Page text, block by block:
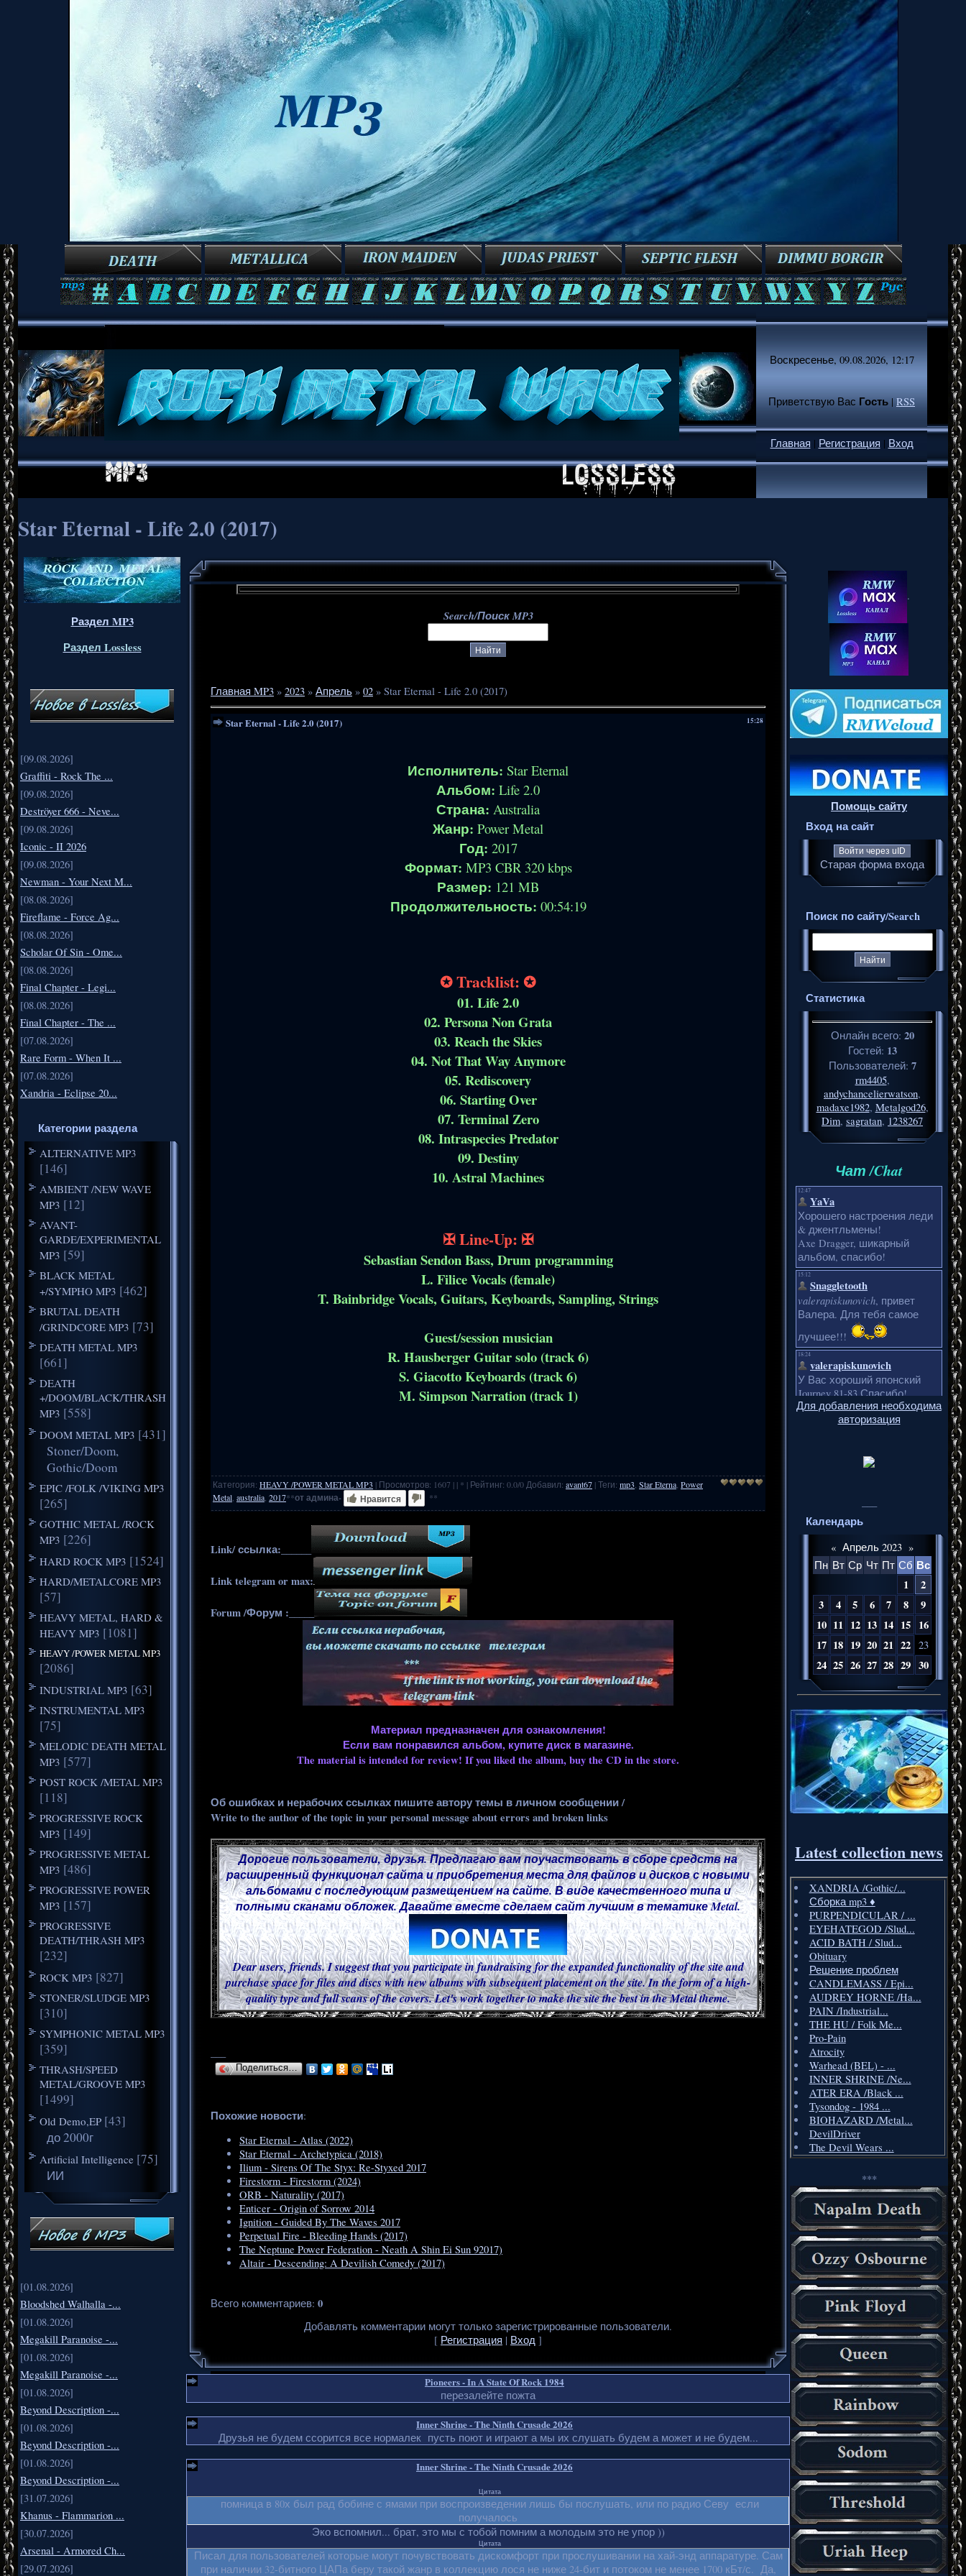
Воскресенье, 09.08.2026, 12:17
Приветствую Вас Гость|RSS
Главная | Регистрация | Вход
Star Eternal - Life 2.0 (2017)
Раздел MP3
Раздел Lossless
[09.08.2026]
Graffiti - Rock The ...
[09.08.2026]
Deströyer 666 - Neve...
[09.08.2026]
Iconic - II 2026
[09.08.2026]
Newman - Your Next M...
[08.08.2026]
Fireflame - Force Ag...
[08.08.2026]
Scholar Of Sin - Ome...
[08.08.2026]
Final Chapter - Legi...
[08.08.2026]
Final Chapter - The ...
[07.08.2026]
Rare Form - When It ...
[07.08.2026]
Xandria - Eclipse 20...
Категории раздела
ALTERNATIVE MP3
[146]
AMBIENT /NEW WAVE
MP3 [12]
AVANT-
GARDE/EXPERIMENTAL
MP3 [59]
BLACK METAL
+/SYMPHO MP3 [462]
BRUTAL DEATH
/GRINDCORE MP3 [73]
DEATH METAL MP3
[661]
DEATH
+/DOOM/BLACK/THRASH
MP3 [558]
DOOM METAL MP3 [431]
Stoner/Doom,
Gothic/Doom
EPIC /FOLK /VIKING MP3
[265]
GOTHIC METAL /ROCK
MP3 [226]
HARD ROCK MP3 [1524]
HARD/METALCORE MP3
[57]
HEAVY METAL, HARD &
HEAVY MP3 [1081]
HEAVY /POWER METAL MP3
[2086]
INDUSTRIAL MP3 [63]
INSTRUMENTAL MP3
[75]
MELODIC DEATH METAL
MP3 [577]
POST ROCK /METAL MP3
[118]
PROGRESSIVE ROCK
MP3 [149]
PROGRESSIVE METAL
MP3 [486]
PROGRESSIVE POWER
MP3 [157]
PROGRESSIVE
DEATH/THRASH MP3
[232]
ROCK MP3 [827]
STONER/SLUDGE MP3
[310]
SYMPHONIC METAL MP3
[359]
THRASH/SPEED
METAL/GROOVE MP3
[1499]
Old Demo,EP [43]
до 2000г
Artificial Intelligence [75]
ИИ
[01.08.2026]
Bloodshed Walhalla -...
[01.08.2026]
Megakill Paranoise -...
[01.08.2026]
Megakill Paranoise -...
[01.08.2026]
Beyond Description -...
[01.08.2026]
Beyond Description -...
[01.08.2026]
Beyond Description -...
[31.07.2026]
Khanus - Flammarion ...
[30.07.2026]
Arsenal - Armored Ch...
[29.07.2026]
Search/Поиск MP3
Главная MP3 » 2023 » Апрель » 02 » Star Eternal - Life 2.0 (2017)
15:28
Star Eternal - Life 2.0 (2017)
Исполнитель: Star Eternal
Альбом: Life 2.0
Страна: Australia
Жанр: Power Metal
Год: 2017
Формат: MP3 CBR 320 kbps
Размер: 121 MB
Продолжительность: 00:54:19
✪ Tracklist: ✪
01. Life 2.0
02. Persona Non Grata
03. Reach the Skies
04. Not That Way Anymore
05. Rediscovery
06. Starting Over
07. Terminal Zero
08. Intraspecies Predator
09. Destiny
10. Astral Machines
✠ Line-Up: ✠
Sebastian Sendon Bass, Drum programming
L. Filice Vocals (female)
T. Bainbridge Vocals, Guitars, Keyboards, Sampling, Strings
Guest/session musician
R. Hausberger Guitar solo (track 6)
S. Giacotto Keyboards (track 6)
M. Simpson Narration (track 1)
Категория: HEAVY /POWER METAL MP3 | Просмотров: 1607 | | * | Рейтинг: 0.0/0 Добавил: avant67 |Теги: mp3 Star Eterna Power
Metal australia 2017**от админа- Нравится **
Link/ ссылка:______
Link telegram or max:
Forum /Форум :_____
Материал предназначен для ознакомления!
Если вам понравился альбом, купите диск в магазине.
The material is intended for review! If you liked the album, buy the CD in the store.
Об ошибках и нерабочих ссылках пишите автору темы в личном сообщении /
Write to the author of the topic in your personal message about errors and broken links
Дорогие пользователи, друзья. Предлагаю вам поучаствовать в сборе средств на
расширенный функционал сайта и приобретения места для файлов и дисков с новыми
альбомами с последующим размещением на сайте. В виде качественного типа и
полными сканами обложек. Давайте вместе сделаем сайт лучшим в тематике Metal.
Dear users, friends. I suggest that you participate in fundraising for the expanded functionality of the site and
purchase space for files and discs with new albums with subsequent placement on the site. In the form of a high-
quality type and full scans of the covers. Let's work together to make the site the best in the Metal theme.
Поделиться…
Похожие новости:
Star Eternal - Atlas (2022)
Star Eternal - Archetypica (2018)
Ilium - Sirens Of The Styx: Re-Styxed 2017
Firestorm - Firestorm (2024)
ORB - Naturality (2017)
Enticer - Origin of Sorrow 2014
Ignition - Guided By The Waves 2017
Perpetual Fire - Bleeding Hands (2017)
The Neptune Power Federation - Neath A Shin Ei Sun 92017)
Altair - Descending: A Devilish Comedy (2017)
Всего комментариев: 0
Добавлять комментарии могут только зарегистрированные пользователи.
[ Регистрация | Вход ]
Pioneers - In A State Of Rock 1984
перезалейте пожта
Inner Shrine - The Ninth Crusade 2026
Друзья не будем ссорится все нормалек пусть поют и играют а мы их слушать будем а может и не будем...
Inner Shrine - The Ninth Crusade 2026
Цитата
помница в 80х был рад бобине с ямами при воспроизведении лишь бы послушать, или по радио Севу если
получалось
Эко вспомнил... брат, это мы с тобой помним а молодым это не упор ))
Цитата
Писал для пользователей которые могут почувствовать дискомфорт при прослушивании на хай-энд аппаратуре. Сам
при наличии 32-битного ЦАПа беру такой жанр в коллекцию лося не ниже 24-бит и потоком не менее 1700 кБт/с. Да,
.
Помощь сайту
Вход на сайт
Войти через uID
Старая форма входа
Поиск по сайту/Search
Статистика
Онлайн всего: 20
Гостей: 13
Пользователей: 7
rm4405,
andychancelierwatson,
madaxe1982, Metalgod26,
Dim, sagratan, 1238267
Чат /Chat
Для добавления необходима
авторизация
Календарь
« Апрель 2023 »
Пн Вт Ср Чт Пт Сб Вс
1
2
3
4 5 6 7 8
9
10 11 12 13 14 15 16
17 18 19 20 21 22 23
24 25 26 27 28 29 30
Latest collection news
XANDRIA /Gothic/...
Сборка mp3 ♦️
PURPENDICULAR / ...
EYEHATEGOD /Slud...
ACID BATH / Slud...
Obituary
Решение проблем
CANDLEMASS / Epi...
AUDREY HORNE /Ha...
PAIN /Industrial...
THE HU / Folk Me...
Pro-Pain
Atrocity
Warhead (BEL) - ...
INNER SHRINE /Ne...
ATER ERA /Black ...
Tysondog - 1984 ...
BIOHAZARD /Metal...
DevilDriver
The Devil Wears ...
***